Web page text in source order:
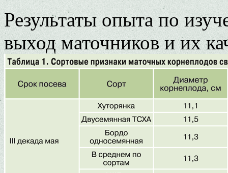
Результаты опыта по
выход маточников и их